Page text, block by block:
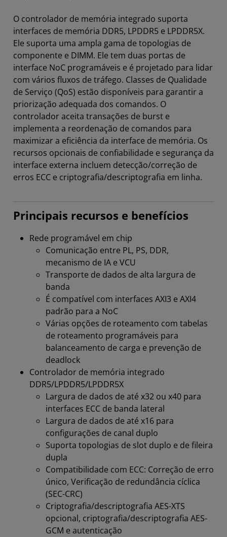
O controlador de memória integrado suporta
interfaces de memória DDR5, LPDDR5 e LPDDR5X.
Ele suporta uma ampla gama de topologias de
componente e DIMM. Ele tem duas portas de
interface NoC programáveis e é projetado para lidar
com vários fluxos de tráfego. Classes de Qualidade
de Serviço (QoS) estão disponíveis para garantir a
priorização adequada dos comandos. O
controlador aceita transações de burst e
implementa a reordenação de comandos para
maximizar a eficiência da interface de memória. Os
recursos opcionais de confiabilidade e segurança da
interface externa incluem detecção/correção de
erros ECC e criptografia/descriptografia em linha.
Principais recursos e benefícios
Rede programável em chip
Comunicação entre PL, PS, DDR,
mecanismo de IA e VCU
Transporte de dados de alta largura de
banda
É compatível com interfaces AXI3 e AXI4
padrão para a NoC
Várias opções de roteamento com tabelas
de roteamento programáveis para
balanceamento de carga e prevenção de
deadlock
Controlador de memória integrado
DDR5/LPDDR5/LPDDR5X
Largura de dados de até x32 ou x40 para
interfaces ECC de banda lateral
Largura de dados de até x16 para
configurações de canal duplo
Suporta topologias de slot duplo e de fileira
dupla
Compatibilidade com ECC: Correção de erro
único, Verificação de redundância cíclica
(SEC-CRC)
Criptografia/descriptografia AES-XTS
opcional, criptografia/descriptografia AES-
GCM e autenticação